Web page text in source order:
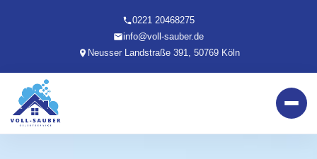
0221 20468275
info@voll-sauber.de
Neusser Landstraße 391, 50769 Köln